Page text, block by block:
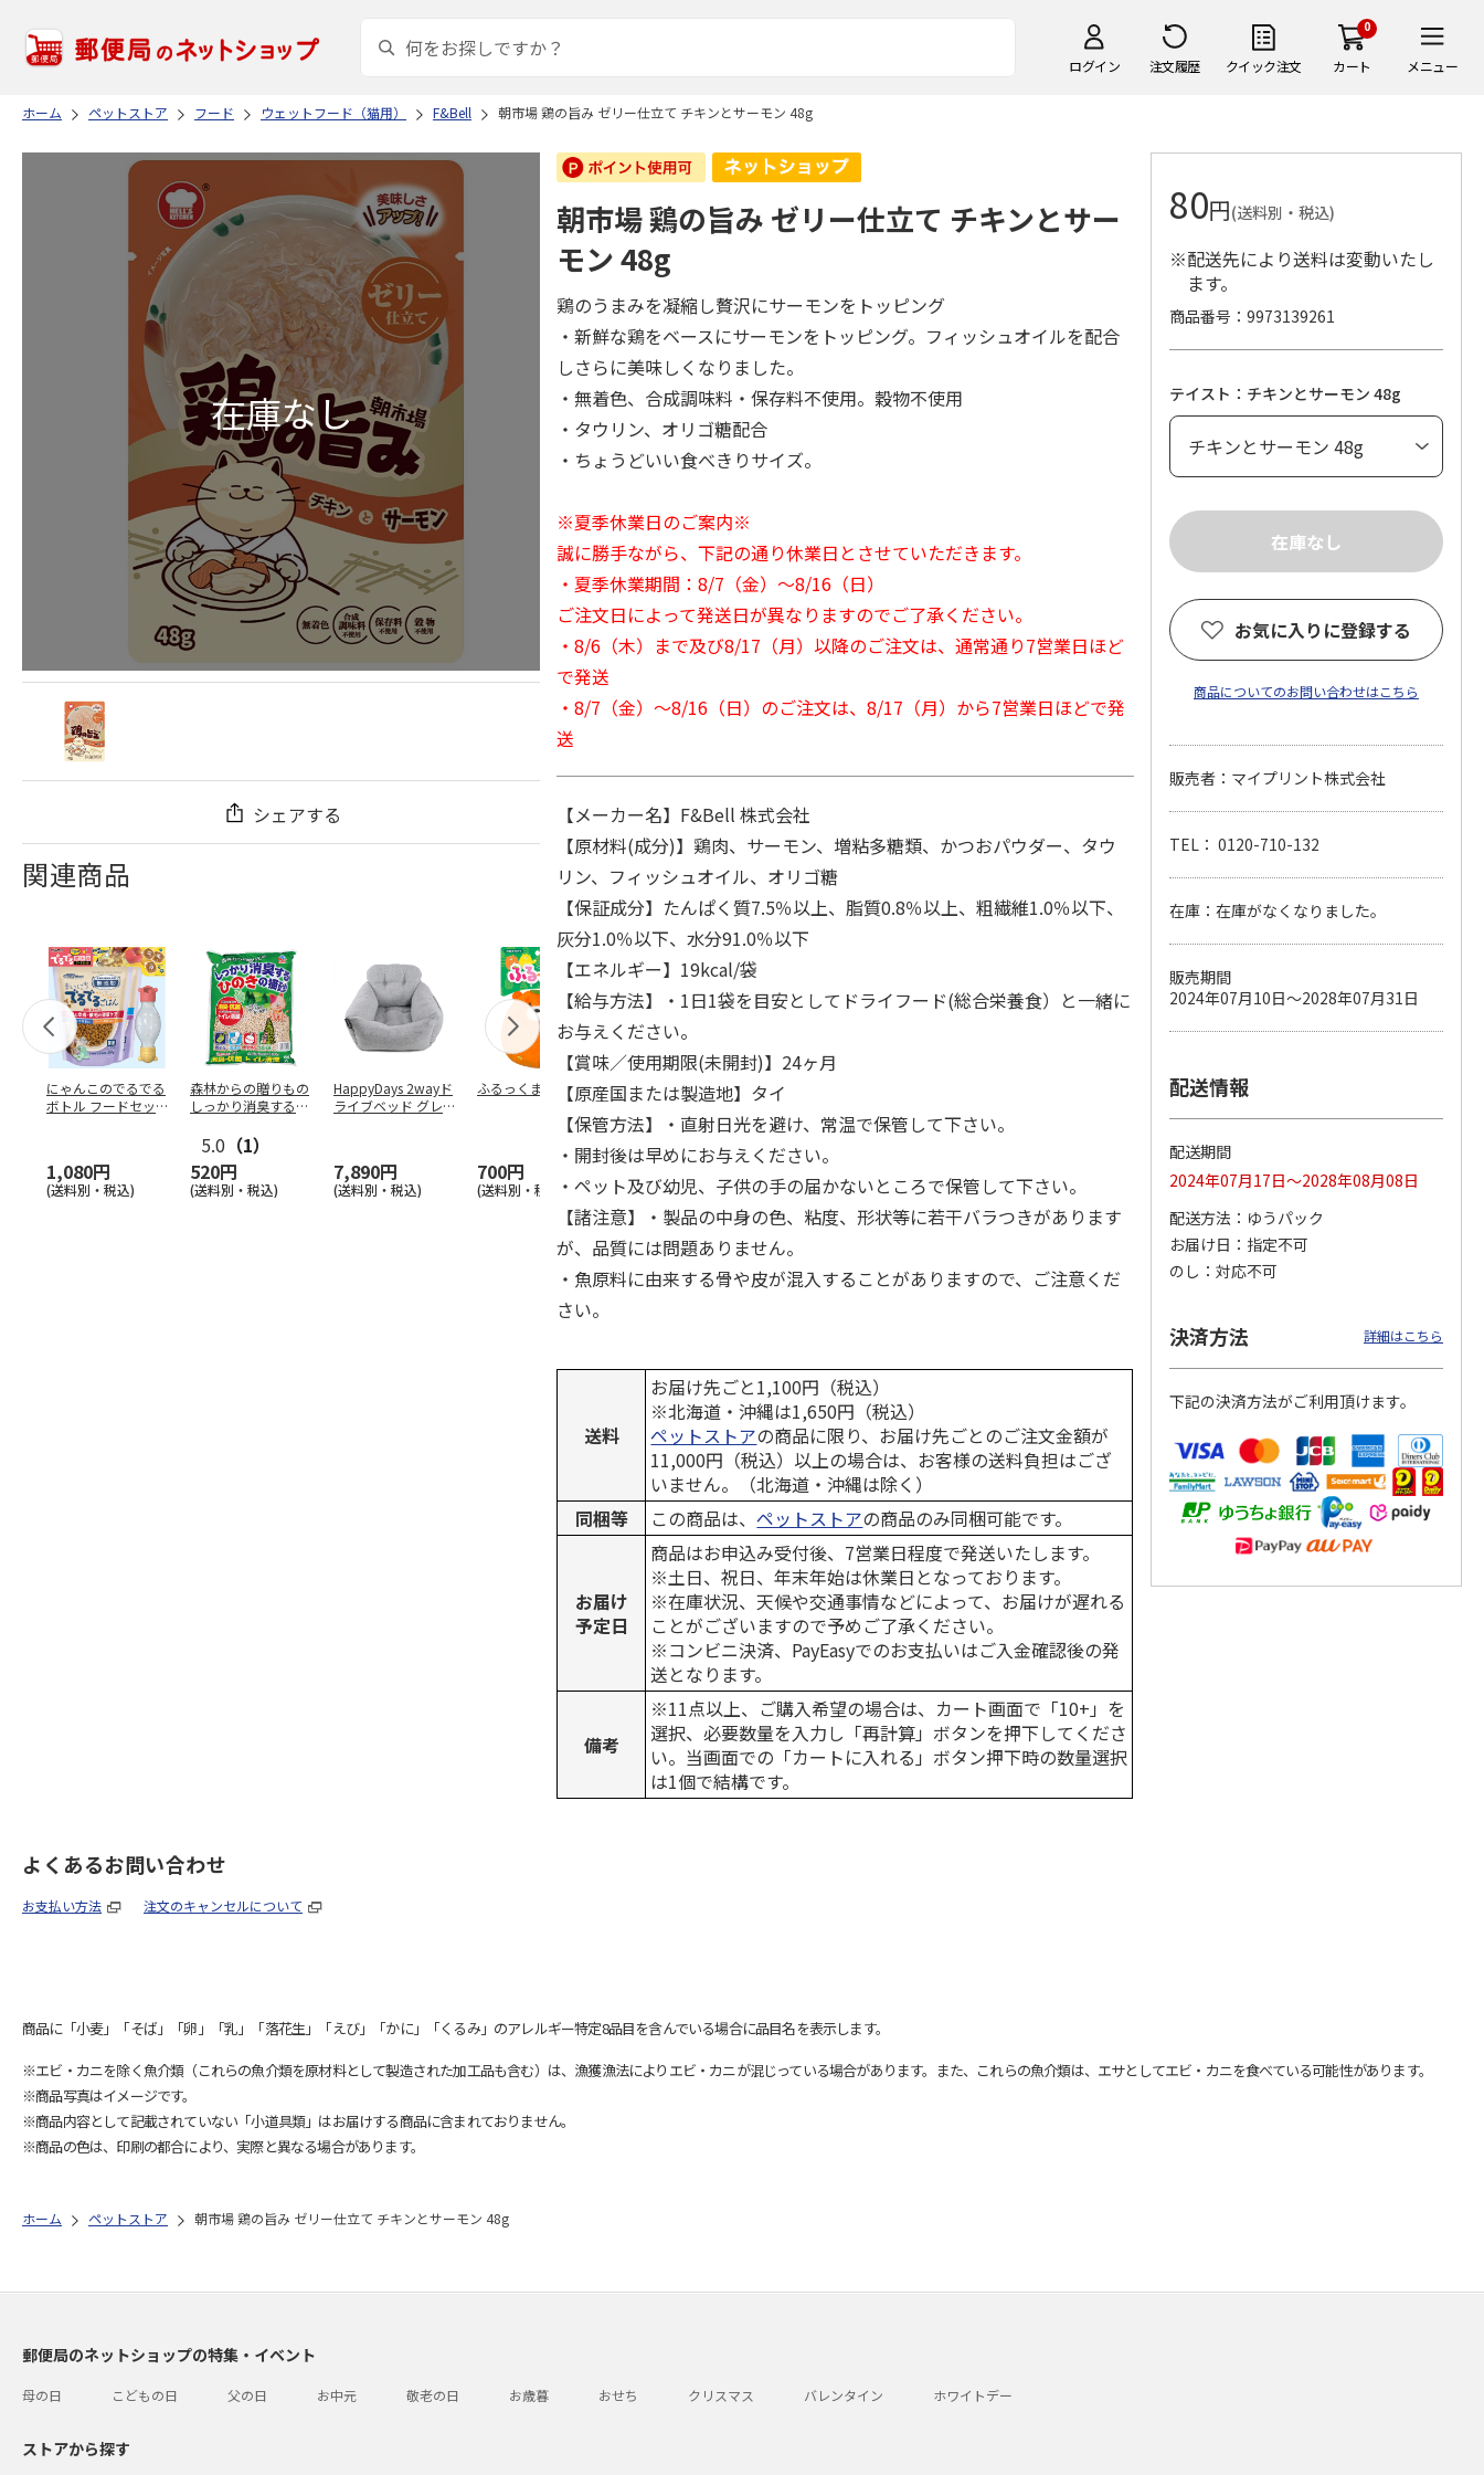
ログイン 注文履歴 クイック注文
0
カート メニュー
ホーム ペットストア フード ウェットフード（猫用） F&Bell 朝市場 鶏の旨み ゼリー仕立て チキンとサーモン 48g
シェアする
関連商品
にゃんこのでるでる
ボトル フードセッ
1,080円
(送料別・税込)
森林からの贈りもの
しっかり消臭するひ
5.0 （1）
520円
(送料別・税込)
HappyDays 2wayド
ライブベッド グレ
7,890円
(送料別・税込)
ふるっくま みかん
700円
(送料別・税込)
デオトイレ 飛び散
らない消臭・抗菌サ
ンド 4L
1,320円
(送料別・税込)
獣医師開発 ニオイ
をとる砂専用 猫ト
イレ ナチュラルグ
1,550円
(送料別・税込)
ぐるぐるボーン型 S
470円
(送料別・税込) (送料別・税込)
ペット線香 虹のか
ローラルの香り
590円
(送料別・税込)
えBOX とりささ…
380円
(送料別・税込)
朝市場 鶏の旨み ゼリー仕立て チキンとサー
モン 48g
鶏のうまみを凝縮し贅沢にサーモンをトッピング
・新鮮な鶏をベースにサーモンをトッピング。フィッシュオイルを配合
しさらに美味しくなりました。
・無着色、合成調味料・保存料不使用。穀物不使用
・タウリン、オリゴ糖配合
・ちょうどいい食べきりサイズ。
※夏季休業日のご案内※
誠に勝手ながら、下記の通り休業日とさせていただきます。
・夏季休業期間：8/7（金）～8/16（日）
ご注文日によって発送日が異なりますのでご了承ください。
・8/6（木）まで及び8/17（月）以降のご注文は、通常通り7営業日ほど
で発送
・8/7（金）～8/16（日）のご注文は、8/17（月）から7営業日ほどで発
送
【メーカー名】F&Bell 株式会社
【原材料(成分)】鶏肉、サーモン、増粘多糖類、かつおパウダー、タウ
リン、フィッシュオイル、オリゴ糖
【保証成分】たんぱく質7.5％以上、脂質0.8％以上、粗繊維1.0％以下、
灰分1.0％以下、水分91.0％以下
【エネルギー】19kcal/袋
【給与方法】・1日1袋を目安としてドライフード(総合栄養食）と一緒に
お与えください。
【賞味／使用期限(未開封)】24ヶ月
【原産国または製造地】タイ
【保管方法】・直射日光を避け、常温で保管して下さい。
・開封後は早めにお与えください。
・ペット及び幼児、子供の手の届かないところで保管して下さい。
【諸注意】・製品の中身の色、粘度、形状等に若干バラつきがあります
が、品質には問題ありません。
・魚原料に由来する骨や皮が混入することがありますので、ご注意くだ
さい。
送料
お届け先ごと1,100円（税込）
※北海道・沖縄は1,650円（税込）
ペットストアの商品に限り、お届け先ごとのご注文金額が
11,000円（税込）以上の場合は、お客様の送料負担はござ
いません。（北海道・沖縄は除く）
同梱等
この商品は、ペットストアの商品のみ同梱可能です。
お届け
予定日
商品はお申込み受付後、7営業日程度で発送いたします。
※土日、祝日、年末年始は休業日となっております。
※在庫状況、天候や交通事情などによって、お届けが遅れる
ことがございますので予めご了承ください。
※コンビニ決済、PayEasyでのお支払いはご入金確認後の発
送となります。
備考
※11点以上、ご購入希望の場合は、カート画面で「10+」を
選択、必要数量を入力し「再計算」ボタンを押下してくださ
い。当画面での「カートに入れる」ボタン押下時の数量選択
は1個で結構です。
80円(送料別・税込)
※配送先により送料は変動いたし
ます。
商品番号 9973139261
テイスト：チキンとサーモン 48g
お気に入りに登録する
商品についてのお問い合わせはこちら
販売者：マイプリント株式会社
TEL： 0120-710-132
在庫：在庫がなくなりました。
販売期間
2024年07月10日～2028年07月31日
配送情報
配送期間
2024年07月17日～2028年08月08日
配送方法
ゆうパック
お届け日
指定不可
のし
対応不可
決済方法 詳細はこちら
下記の決済方法がご利用頂けます。
よくあるお問い合わせ
お支払い方法 注文のキャンセルについて
商品に「小麦」「そば」「卵」「乳」「落花生」「えび」「かに」「くるみ」のアレルギー特定8品目を含んでいる場合に品目名を表示します。
※エビ・カニを除く魚介類（これらの魚介類を原材料として製造された加工品も含む）は、漁獲漁法によりエビ・カニが混じっている場合があります。また、これらの魚介類は、エサとしてエビ・カニを食べている可能性があります。
※商品写真はイメージです。
※商品内容として記載されていない「小道具類」はお届けする商品に含まれておりません。
※商品の色は、印刷の都合により、実際と異なる場合があります。
ホーム ペットストア 朝市場 鶏の旨み ゼリー仕立て チキンとサーモン 48g
郵便局のネットショップの特集・イベント
母の日 こどもの日 父の日 お中元 敬老の日 お歳暮 おせち クリスマス バレンタイン ホワイトデー
ストアから探す